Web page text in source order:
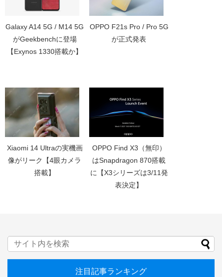
Galaxy A14 5G / M14 5G
がGeekbenchに登場
【Exynos 1330搭載か】
OPPO F21s Pro / Pro 5G
が正式発表
Xiaomi 14 Ultraの実機画
像がリーク【4眼カメラ
搭載】
OPPO Find X3（無印）
はSnapdragon 870搭載
に【X3シリーズは3/11発
表決定】
注目記事ランキング